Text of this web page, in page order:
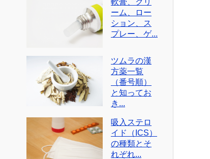
軟膏、クリ
ーム、ロー
ション、ス
プレー、ゲ...
ツムラの漢
方薬一覧
（番号順）
と知ってお
き...
吸入ステロ
イド（ICS）
の種類とそ
れぞれ...